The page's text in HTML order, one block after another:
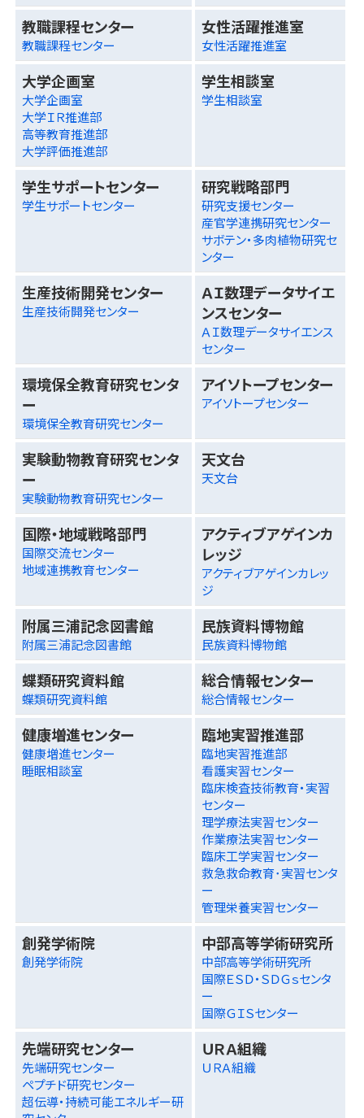
教職課程センター
教職課程センター
女性活躍推進室
女性活躍推進室
大学企画室
大学企画室
大学ＩＲ推進部
高等教育推進部
大学評価推進部
学生相談室
学生相談室
学生サポートセンター
学生サポートセンター
研究戦略部門
研究支援センター
産官学連携研究センター
サボテン・多肉植物研究セ
ンター
生産技術開発センター
生産技術開発センター
ＡＩ数理データサイエ
ンスセンター
ＡＩ数理データサイエンス
センター
環境保全教育研究センタ
ー
環境保全教育研究センター
アイソトープセンター
アイソトープセンター
実験動物教育研究センタ
ー
実験動物教育研究センター
天文台
天文台
国際・地域戦略部門
国際交流センター
地域連携教育センター
アクティブアゲインカ
レッジ
アクティブアゲインカレッ
ジ
附属三浦記念図書館
附属三浦記念図書館
民族資料博物館
民族資料博物館
蝶類研究資料館
蝶類研究資料館
総合情報センター
総合情報センター
健康増進センター
健康増進センター
睡眠相談室
臨地実習推進部
臨地実習推進部
看護実習センター
臨床検査技術教育・実習
センター
理学療法実習センター
作業療法実習センター
臨床工学実習センター
救急救命教育･実習センタ
ー
管理栄養実習センター
創発学術院
創発学術院
中部高等学術研究所
中部高等学術研究所
国際ＥＳＤ・ＳＤＧｓセンタ
ー
国際ＧＩＳセンター
先端研究センター
先端研究センター
ペプチド研究センター
超伝導・持続可能エネルギー研
ＵＲＡ組織
ＵＲＡ組織